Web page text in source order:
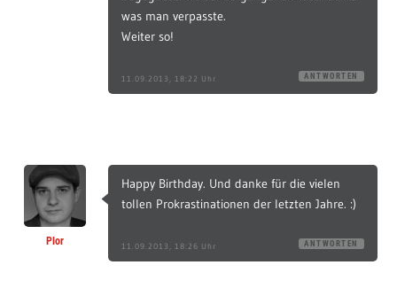
was man verpasste.
Weiter so!
11.09.2013, 18:22 Uhr ANTWORTEN
Plor
Happy Birthday. Und danke für die vielen
tollen Prokrastinationen der letzten Jahre. :)
11.09.2013, 18:26 Uhr ANTWORTEN